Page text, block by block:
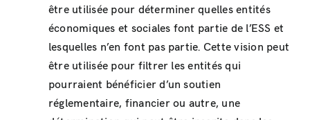
être utilisée pour déterminer quelles entités
économiques et sociales font partie de l’ESS et
lesquelles n’en font pas partie. Cette vision peut
être utilisée pour filtrer les entités qui
pourraient bénéficier d’un soutien
réglementaire, financier ou autre, une